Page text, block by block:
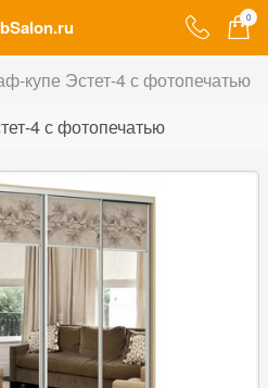
0
купе Эстет-4 с фотопечатью
4 с фотопечатью